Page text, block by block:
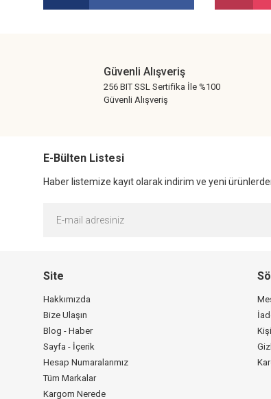
Bu ürüne benzer farklı alternatifler olmalı.
Güvenli Alışveriş
256 BIT SSL Sertifika İle %100
Güvenli Alışveriş
E-Bülten Listesi
Haber listemize kayıt olarak indirim ve yeni
Site
Hakkımızda
Bize Ulaşın
Blog - Haber
Sayfa - İçerik
Hesap Numaralarımız
Tüm Markalar
Kargom Nerede